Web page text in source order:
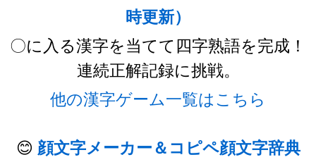
時更新）
〇に入る漢字を当てて四字熟語を完成！
連続正解記録に挑戦。
他の漢字ゲーム一覧はこちら
😊 顔文字メーカー＆コピペ顔文字辞典